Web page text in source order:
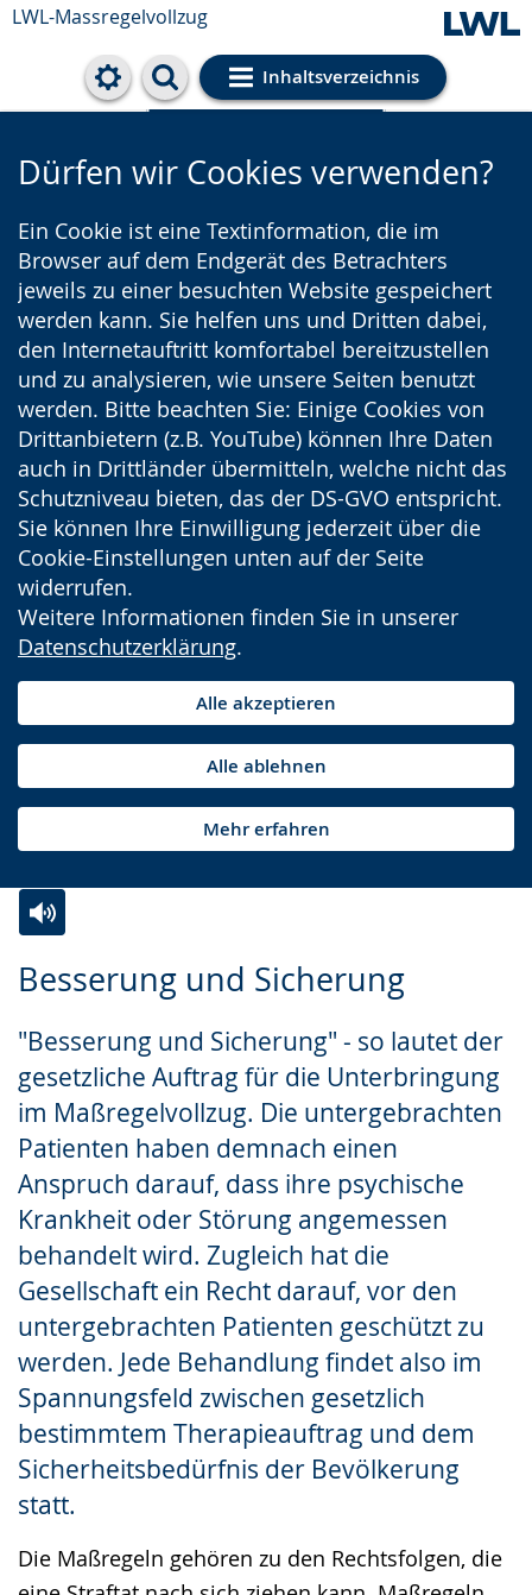
LWL-Massregelvollzug
Inhaltsverzeichnis
Cookie-Einstellungen
Dürfen wir Cookies verwenden?
Ein Cookie ist eine Textinformation, die im
Browser auf dem Endgerät des Betrachters
jeweils zu einer besuchten Website gespeichert
werden kann. Sie helfen uns und Dritten dabei,
den Internetauftritt komfortabel bereitzustellen
und zu analysieren, wie unsere Seiten benutzt
werden. Bitte beachten Sie: Einige Cookies von
Drittanbietern (z.B. YouTube) können Ihre Daten
auch in Drittländer übermitteln, welche nicht das
Schutzniveau bieten, das der DS-GVO entspricht.
Sie können Ihre Einwilligung jederzeit über die
Cookie-Einstellungen unten auf der Seite
widerrufen.
Weitere Informationen finden Sie in unserer
Datenschutzerklärung.
Alle akzeptieren
Alle ablehnen
Mehr erfahren
Besserung und Sicherung
"Besserung und Sicherung" - so lautet der
gesetzliche Auftrag für die Unterbringung
im Maßregelvollzug. Die untergebrachten
Patienten haben demnach einen
Anspruch darauf, dass ihre psychische
Krankheit oder Störung angemessen
behandelt wird. Zugleich hat die
Gesellschaft ein Recht darauf, vor den
untergebrachten Patienten geschützt zu
werden. Jede Behandlung findet also im
Spannungsfeld zwischen gesetzlich
bestimmtem Therapieauftrag und dem
Sicherheitsbedürfnis der Bevölkerung
statt.
Die Maßregeln gehören zu den Rechtsfolgen, die
Leichten
wechseln.
Audio-
Video
Deutscher
Gebärdensprache
wird
angezeigt.